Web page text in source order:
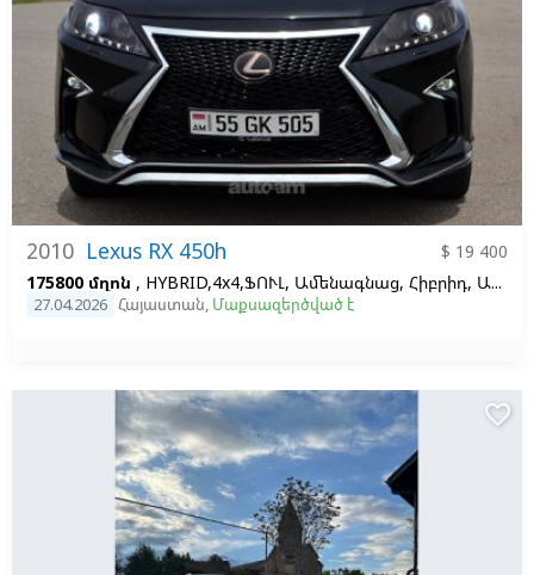
2010 Lexus RX 450h
$ 19 400
175800 մղոն , HYBRID,4x4,ՖՈՒԼ, Ամենագնաց, Հիբրիդ, Ավտոմատ, Ձախ,
27.04.2026 Հայաստան, Մաքսազերծված է
favorite_border